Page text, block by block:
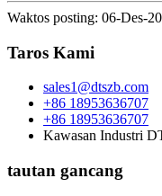
Waktos posting: 06-Des-
Taros Kami
sales1@dtszb.com
+86 18953636707
+86 18953636707
Kawasan Industri
tautan gancang